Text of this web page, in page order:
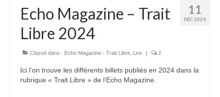
11
DÉC 2024
Echo Magazine – Trait
Libre 2024
Classé dans : Echo Magazine - Trait Libre Lire | 2
Ici l’on trouve les différents billets publiés en 2024 dans la
rubrique « Trait Libre » de l’Echo Magazine.